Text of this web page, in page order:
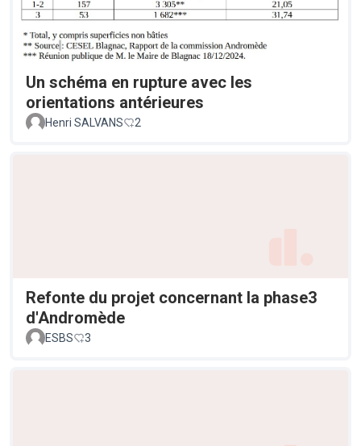
Un schéma en rupture avec les
orientations antérieures
Henri SALVANS 2
Refonte du projet concernant la phase3
d'Andromède
ESBS 3